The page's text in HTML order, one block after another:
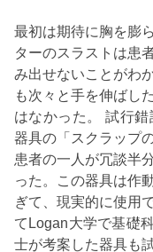
最初は期待に胸を膨
ターのスラストは患
み出せないことがわ
も次々と手を伸ばし
はなかった。 試行
器具の「スクラップ
患者の一人が冗談半
った。この器具は作
ぎて、現実的に使用
てLogan大学で基礎
士が考案した器具も